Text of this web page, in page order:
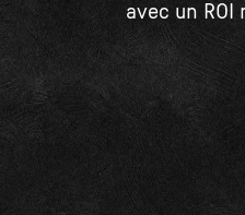
avec un ROI